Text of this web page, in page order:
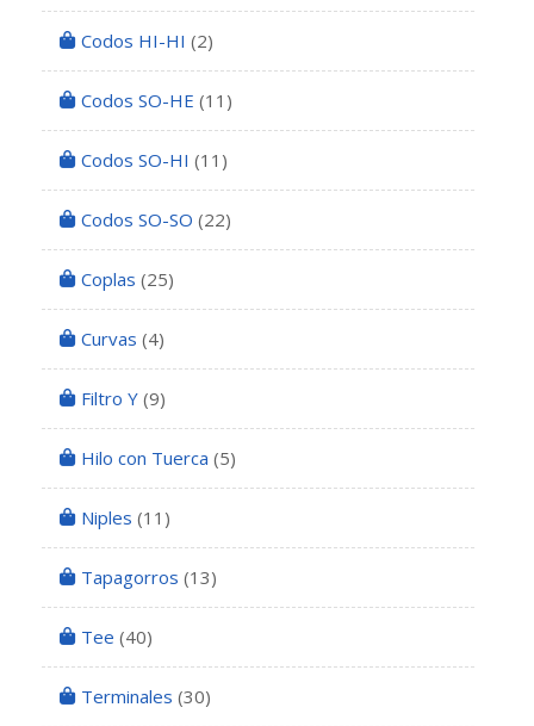
Codos HI-HI (2)
Codos SO-HE (11)
Codos SO-HI (11)
Codos SO-SO (22)
Coplas (25)
Curvas (4)
Filtro Y (9)
Hilo con Tuerca (5)
Niples (11)
Tapagorros (13)
Tee (40)
Terminales (30)